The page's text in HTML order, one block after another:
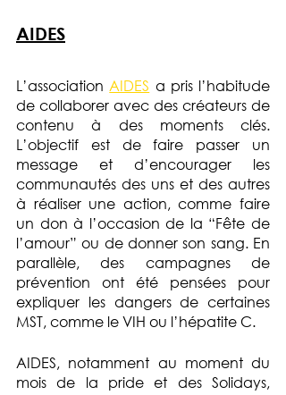
AIDES
L’association AIDES a pris l’habitude
de collaborer avec des créateurs de
contenu à des moments clés.
L’objectif est de faire passer un
message et d’encourager les
communautés des uns et des autres
à réaliser une action, comme faire
un don à l’occasion de la “Fête de
l’amour” ou de donner son sang. En
parallèle, des campagnes de
prévention ont été pensées pour
expliquer les dangers de certaines
MST, comme le VIH ou l’hépatite C.
AIDES, notamment au moment du
mois de la pride et des Solidays,